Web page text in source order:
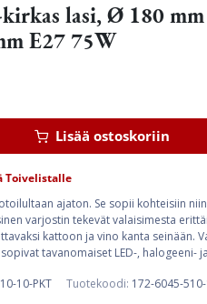
kirkas lasi, Ø 180
E27 75W
Lisää ostoskoriin
Toivelistalle
ajaton. Se sopii kohteisiin
varjostin tekevät valaisimesta
kattoon ja vino kanta seinään.
tavanomaiset LED-, halogeeni-
10-PKT Tuotekoodi: 172-6045-